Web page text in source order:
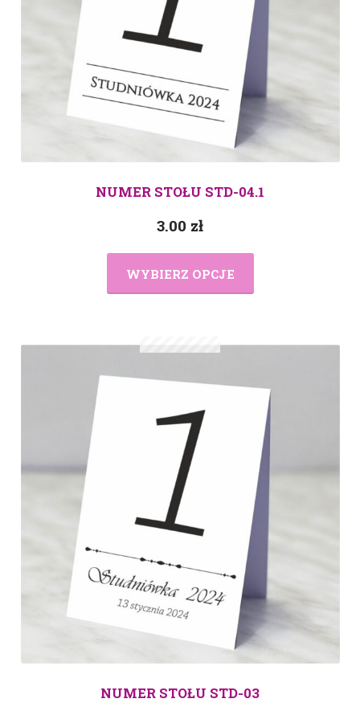
NUMER STOŁU STD-04.1
3.00 zł
WYBIERZ OPCJE
NUMER STOŁU STD-03